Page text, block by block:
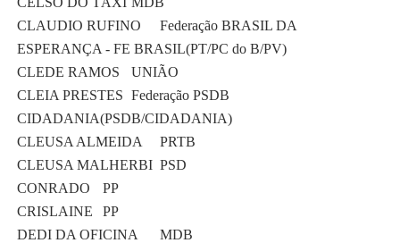
CLAUDIO RUFINO
Federação BRASIL DA
ESPERANÇA - FE BRASIL(PT/PC do B/PV)
CLEDE RAMOS
UNIÃO
CLEIA PRESTES Federação PSDB
CIDADANIA(PSDB/CIDADANIA)
CLEUSA ALMEIDA
PRTB
CLEUSA MALHERBI PSD
CONRADO
PP
CRISLAINE
PP
DEDI DA OFICINA
MDB